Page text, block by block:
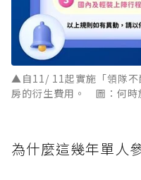
▲自11/ 11起實施「領隊不
房的衍生費用。 圖：何時
為什麼這幾年單人